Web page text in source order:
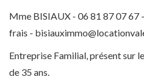
Mme BISIAUX - 06 81 87 07 67
frais -
Entreprise Familial, présent sur
de 35 ans.